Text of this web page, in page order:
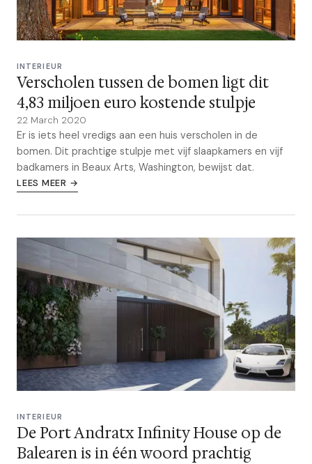
INTERIEUR
Verscholen tussen de bomen ligt dit
4,83 miljoen euro kostende stulpje
22 March 2020
Er is iets heel vredigs aan een huis verscholen in de
bomen. Dit prachtige stulpje met vijf slaapkamers en vijf
badkamers in Beaux Arts, Washington, bewijst dat.
LEES MEER →
INTERIEUR
De Port Andratx Infinity House op de
Balearen is in één woord prachtig